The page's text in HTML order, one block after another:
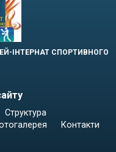
ІНТЕРНАТ СПОРТИВНОГО
Структура
Контакти